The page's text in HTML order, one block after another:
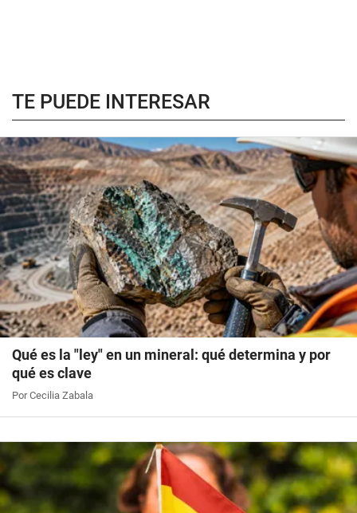
TE PUEDE INTERESAR
Qué es la "ley" en un mineral: qué determina y por
qué es clave
Por Cecilia Zabala